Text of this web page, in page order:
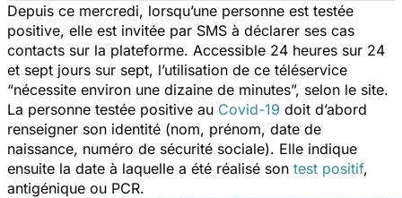
Depuis ce mercredi, lorsqu’une personne est testée
positive, elle est invitée par SMS à déclarer ses cas
contacts sur la plateforme. Accessible 24 heures sur 24
et sept jours sur sept, l’utilisation de ce téléservice
“nécessite environ une dizaine de minutes”, selon le site.
La personne testée positive au Covid-19 doit d’abord
renseigner son identité (nom, prénom, date de
naissance, numéro de sécurité sociale). Elle indique
ensuite la date à laquelle a été réalisé son test positif,
antigénique ou PCR.